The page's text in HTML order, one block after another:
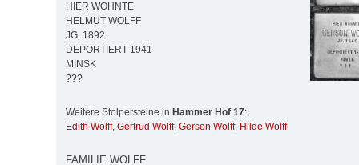
HIER WOHNTE
HELMUT WOLFF
JG. 1892
DEPORTIERT 1941
MINSK
???
Weitere Stolpersteine in Hammer Hof 17:
Edith Wolff, Gertrud Wolff, Gerson Wolff, Hilde Wolff
FAMILIE WOLFF